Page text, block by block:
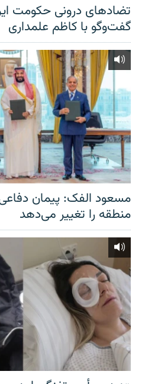
تضادهای درونی حکومت
گفت‌‌وگو با کاظم علمداری
مسعود الفک: پیمان
منطقه را تغییر می‌دهد